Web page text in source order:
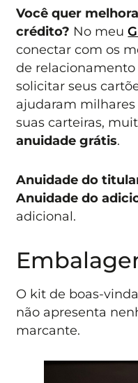
Você quer
crédito? No meu
conectar com os
de relacionamento
solicitar seus
ajudaram milhares
suas carteiras,
anuidade grátis.
Anuidade do
Anuidade do
adicional.
O kit de boas-
não apresenta
marcante.